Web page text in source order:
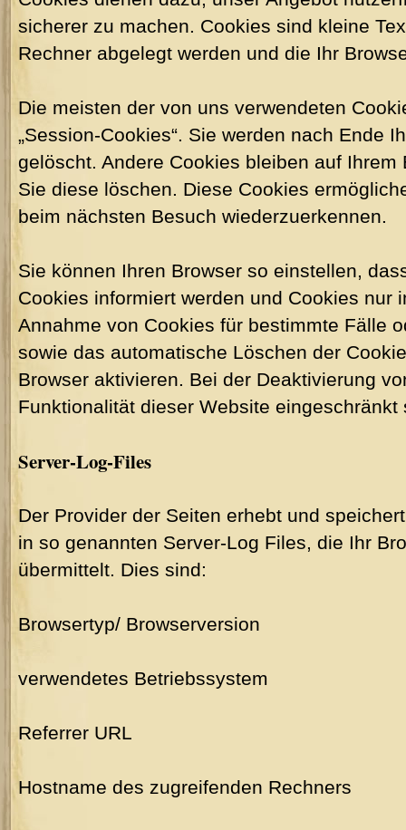
sicherer zu machen. Cookies sind kleine
Rechner abgelegt werden und die Ihr
Die meisten der von uns verwendeten
„Session-Cookies“. Sie werden nach Ende
gelöscht. Andere Cookies bleiben auf
Sie diese löschen. Diese Cookies
beim nächsten Besuch wiederzuerkennen.
Sie können Ihren Browser so einstellen,
Cookies informiert werden und Cookies nur
Annahme von Cookies für bestimmte Fälle
sowie das automatische Löschen der
Browser aktivieren. Bei der Deaktivierung
Funktionalität dieser Website eingeschränkt
Server-Log-Files
Der Provider der Seiten erhebt und
in so genannten Server-Log Files, die Ihr
übermittelt. Dies sind:
Browsertyp/ Browserversion
verwendetes Betriebssystem
Referrer URL
Hostname des zugreifenden Rechners